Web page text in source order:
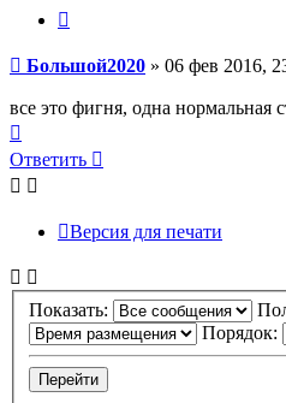
Сообщение
Большой2020 » 06 фев 2016,
все это фигня, одна нормальная
к
началу
Ответить
Версия для печати
Показать:
Порядок: